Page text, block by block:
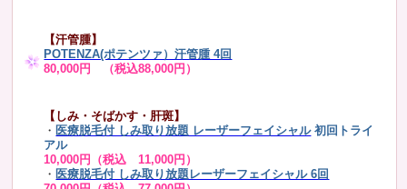
【汗管腫】
POTENZA(ポテンツァ）汗管腫 4回
80,000円 （税込88,000円）
【しみ・そばかす・肝斑】
・ 医療脱毛付 しみ取り放題 レーザーフェイシャル 初回トライ
アル
10,000円（税込 11,000円）
・ 医療脱毛付 しみ取り放題レーザーフェイシャル 6回